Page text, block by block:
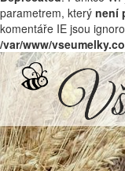
parametrem, který není
komentáře IE jsou
/var/www/